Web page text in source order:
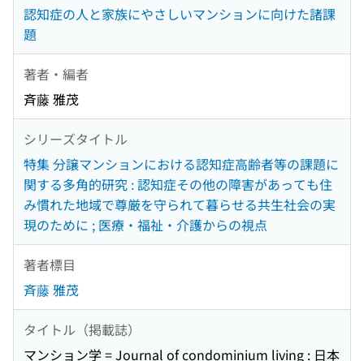
認知症の人と家族にやさしいマンションに向けた諸課
題
著者・編者
斉藤 雅茂
シリーズタイトル
特集 分譲マンションにおける認知症高齢者等の課題に
関する多角的研究 : 認知症その他の障害があっても住
み慣れた地域で尊厳を守られて暮らせる共生社会の実
現のために ; 医療・福祉・介護からの視点
著者標目
斉藤 雅茂
タイトル（掲載誌）
マンション学 = Journal of condominium living : 日本